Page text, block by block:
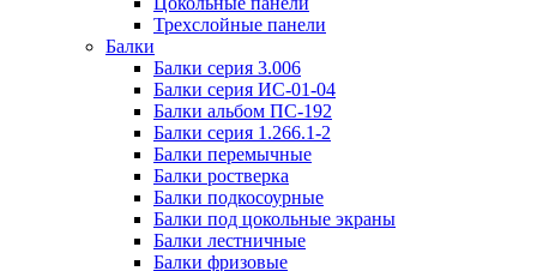
Трехслойные панели
Балки
Балки серия 3.006
Балки серия ИС-01-04
Балки альбом ПС-192
Балки серия 1.266.1-2
Балки перемычные
Балки ростверка
Балки подкосоурные
Балки под цокольные экраны
Балки лестничные
Балки фризовые